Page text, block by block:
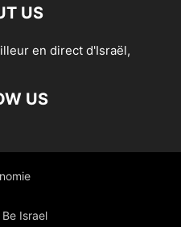
US
en direct d'Israël,
US
Israel